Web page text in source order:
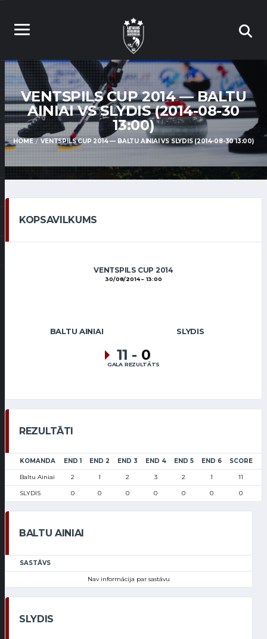
VENTSPILS CUP 2014 — BALTU
AINIAI VS SLYDIS (2014-08-30
13:00)
HOME VENTSPILS CUP 2014 — BALTU AINIAI VS SLYDIS (2014-08-30 13:00)
KOPSAVILKUMS
VENTSPILS CUP 2014
30/08/2014 13:00
BALTU AINIAI SLYDIS
11 - 0
GALA REZULTĀTS
REZULTĀTI
KOMANDA END 1 END 2 END 3 END 4 END 5 END 6 SCORE
Baltu Ainiai 2 1 2 3 2 1 11
SLYDIS 0 0 0 0 0 0 0
BALTU AINIAI
SASTĀVS
Nav informācija par sastāvu
SLYDIS